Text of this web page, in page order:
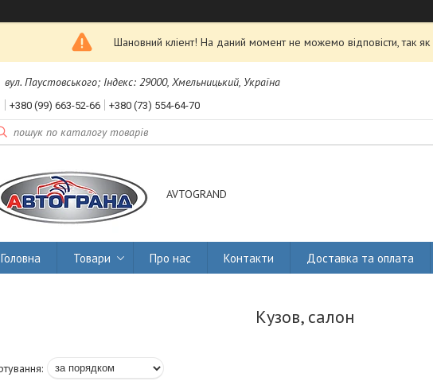
Шановний кліент! На даний момент не можемо відповісти, так
вул. Паустовського; Індекс: 29000, Хмельницький, Україна
+380 (99) 663-52-66 +380 (73) 554-64-70
AVTOGRAND
Головна Товари Про нас Контакти Доставка та оплата
Кузов, салон